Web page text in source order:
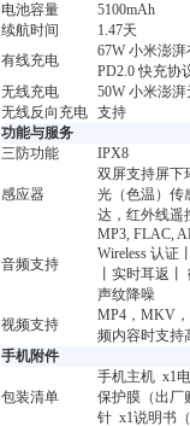
电池容量
5100mAh
续航时间
1.47天
有线充电
67W 小米澎湃
PD2.0 快充协
无线充电
50W 小米澎
无线反向充电 支持
功能与服务
三防功能
IPX8
感应器
双屏支持屏下
光（色温）传
达，红外线遥
音频支持
MP3, FLAC,
Wireless 认证
丨实时耳返
声纹降噪
视频支持
MP4，MKV，
频内容时支持
手机附件
包装清单
手机主机 x1
保护膜（出厂
针 x1说明书